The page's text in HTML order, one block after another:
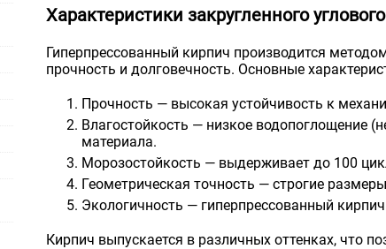
Характеристики закругленного
Гиперпрессованный кирпич производится
прочность и долговечность. Основные
Прочность — высокая устойчивость к
Влагостойкость — низкое водопоглощение
материала.
Морозостойкость — выдерживает до 100
Геометрическая точность — строгие
Экологичность — гиперпрессованный
Кирпич выпускается в различных оттенках, что